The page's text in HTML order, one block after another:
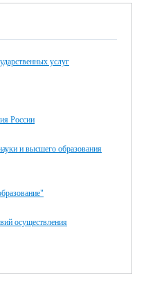
услуг
России
и высшего образования
осуществления